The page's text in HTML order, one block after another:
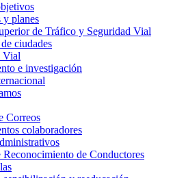
y planes
de Tráfico y Seguridad Vial
ciudades
Vial
e investigación
Correos
colaboradores
Reconocimiento de Conductores